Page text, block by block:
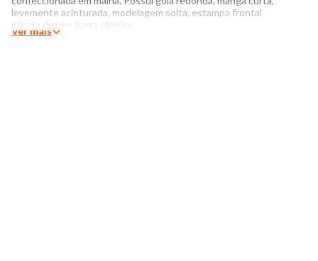
levemente acinturada, modelagem solta, estampa frontal
minnie disney, barra simples.
Ver mais